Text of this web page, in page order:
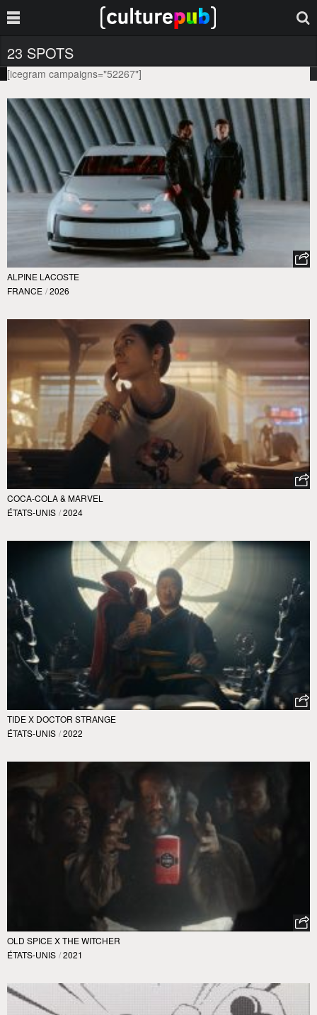
23 SPOTS
[icegram campaigns="52267"]
ALPINE LACOSTE
FRANCE / 2026
COCA-COLA & MARVEL
ÉTATS-UNIS / 2024
TIDE X DOCTOR STRANGE
ÉTATS-UNIS / 2022
OLD SPICE X THE WITCHER
ÉTATS-UNIS / 2021